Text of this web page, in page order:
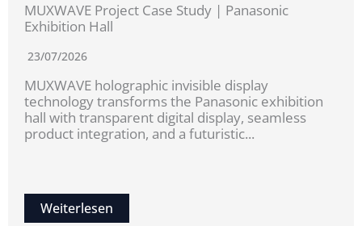
MUXWAVE Project Case Study | Panasonic
Exhibition Hall
23/07/2026
MUXWAVE holographic invisible display
technology transforms the Panasonic exhibition
hall with transparent digital display, seamless
product integration, and a futuristic...
Weiterlesen